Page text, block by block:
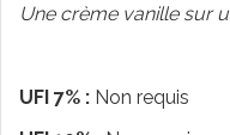
Une crème vanille sur
UFI 7% : Non requis